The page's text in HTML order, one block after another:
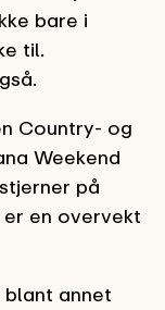
bare i
til.
Country- og
Weekend
på
en overvekt
annet